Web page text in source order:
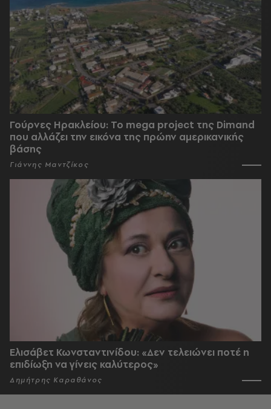
Γούρνες Ηρακλείου: To mega project της Dimand
που αλλάζει την εικόνα της πρώην αμερικανικής
βάσης
Γιάννης Μαντζίκος
Ελισάβετ Κωνσταντινίδου: «Δεν τελειώνει ποτέ η
επιδίωξη να γίνεις καλύτερος»
Δημήτρης Καραθάνος